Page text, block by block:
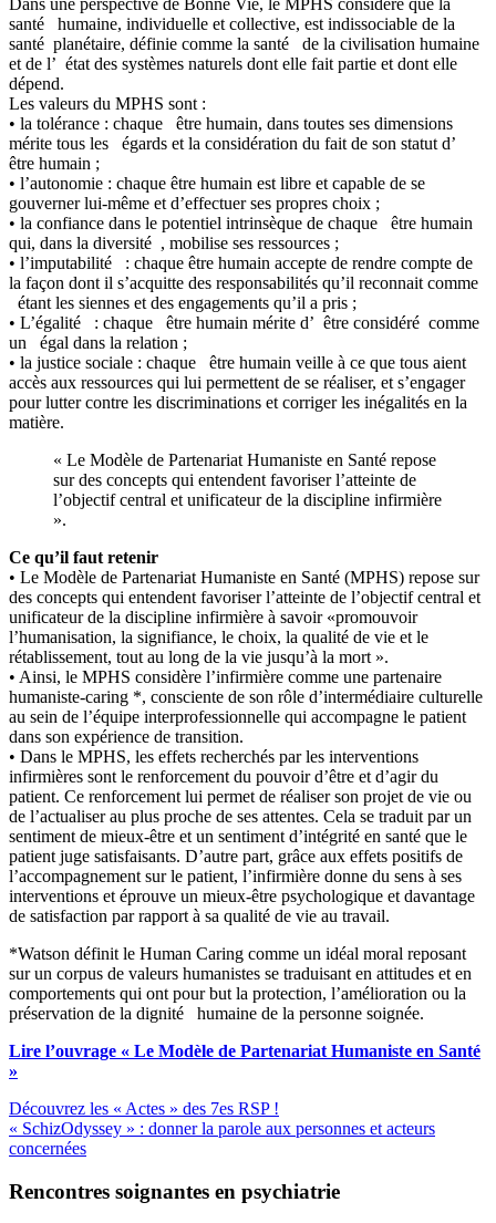
Dans une perspective de Bonne Vie, le MPHS considère que la
santé humaine, individuelle et collective, est indissociable de la
santé planétaire, définie comme la santé de la civilisation humaine
et de l’ état des systèmes naturels dont elle fait partie et dont elle
dépend.
Les valeurs du MPHS sont :
• la tolérance : chaque être humain, dans toutes ses dimensions
mérite tous les égards et la considération du fait de son statut d’
être humain ;
• l’autonomie : chaque être humain est libre et capable de se
gouverner lui-même et d’effectuer ses propres choix ;
• la confiance dans le potentiel intrinsèque de chaque être humain
qui, dans la diversité , mobilise ses ressources ;
• l’imputabilité : chaque être humain accepte de rendre compte de
la façon dont il s’acquitte des responsabilités qu’il reconnait comme
étant les siennes et des engagements qu’il a pris ;
• L’égalité : chaque être humain mérite d’ être considéré comme
un égal dans la relation ;
• la justice sociale : chaque être humain veille à ce que tous aient
accès aux ressources qui lui permettent de se réaliser, et s’engager
pour lutter contre les discriminations et corriger les inégalités en la
matière.
« Le Modèle de Partenariat Humaniste en Santé repose
sur des concepts qui entendent favoriser l’atteinte de
l’objectif central et unificateur de la discipline infirmière
».
Ce qu’il faut retenir
• Le Modèle de Partenariat Humaniste en Santé (MPHS) repose sur
des concepts qui entendent favoriser l’atteinte de l’objectif central et
unificateur de la discipline infirmière à savoir «promouvoir
l’humanisation, la signifiance, le choix, la qualité de vie et le
rétablissement, tout au long de la vie jusqu’à la mort ».
• Ainsi, le MPHS considère l’infirmière comme une partenaire
humaniste-caring *, consciente de son rôle d’intermédiaire culturelle
au sein de l’équipe interprofessionnelle qui accompagne le patient
dans son expérience de transition.
• Dans le MPHS, les effets recherchés par les interventions
infirmières sont le renforcement du pouvoir d’être et d’agir du
patient. Ce renforcement lui permet de réaliser son projet de vie ou
de l’actualiser au plus proche de ses attentes. Cela se traduit par un
sentiment de mieux-être et un sentiment d’intégrité en santé que le
patient juge satisfaisants. D’autre part, grâce aux effets positifs de
l’accompagnement sur le patient, l’infirmière donne du sens à ses
interventions et éprouve un mieux-être psychologique et davantage
de satisfaction par rapport à sa qualité de vie au travail.
*Watson définit le Human Caring comme un idéal moral reposant
sur un corpus de valeurs humanistes se traduisant en attitudes et en
comportements qui ont pour but la protection, l’amélioration ou la
préservation de la dignité humaine de la personne soignée.
Lire l’ouvrage « Le Modèle de Partenariat Humaniste en Santé
»
Découvrez les « Actes » des 7es RSP !
« SchizOdyssey » : donner la parole aux personnes et acteurs
concernées
Rencontres soignantes en psychiatrie